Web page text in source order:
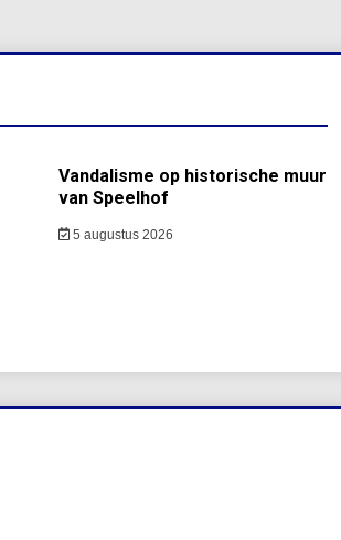
Vandalisme op historische muur
van Speelhof
5 augustus 2026